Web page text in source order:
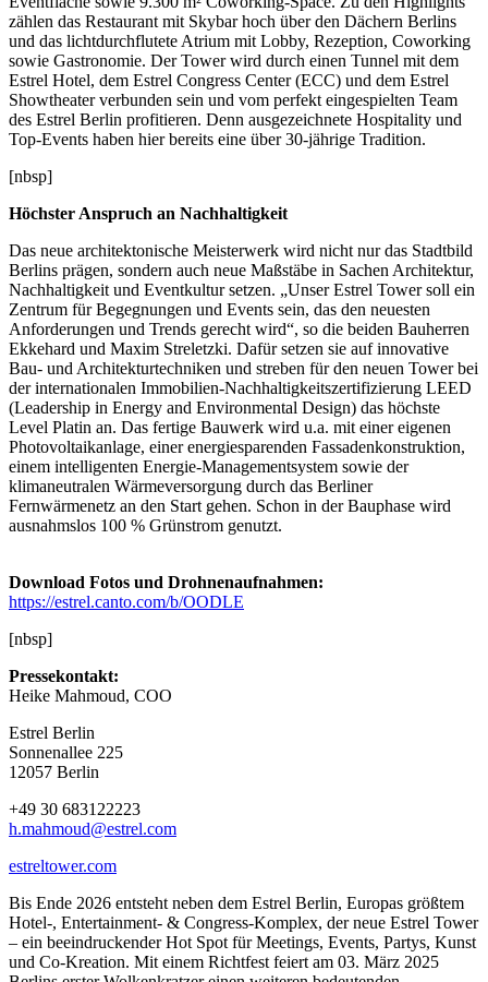
zählen das Restaurant mit Skybar hoch über den Dächern Berlins
und das lichtdurchflutete Atrium mit Lobby, Rezeption, Coworking
sowie Gastronomie. Der Tower wird durch einen Tunnel mit dem
Estrel Hotel, dem Estrel Congress Center (ECC) und dem Estrel
Showtheater verbunden sein und vom perfekt eingespielten Team
des Estrel Berlin profitieren. Denn ausgezeichnete Hospitality und
Top-Events haben hier bereits eine über 30-jährige Tradition.
[nbsp]
Höchster Anspruch an Nachhaltigkeit
Das neue architektonische Meisterwerk wird nicht nur das Stadtbild
Berlins prägen, sondern auch neue Maßstäbe in Sachen Architektur,
Nachhaltigkeit und Eventkultur setzen. „Unser Estrel Tower soll ein
Zentrum für Begegnungen und Events sein, das den neuesten
Anforderungen und Trends gerecht wird“, so die beiden Bauherren
Ekkehard und Maxim Streletzki. Dafür setzen sie auf innovative
Bau- und Architekturtechniken und streben für den neuen Tower bei
der internationalen Immobilien-Nachhaltigkeitszertifizierung LEED
(Leadership in Energy and Environmental Design) das höchste
Level Platin an. Das fertige Bauwerk wird u.a. mit einer eigenen
Photovoltaikanlage, einer energiesparenden Fassadenkonstruktion,
einem intelligenten Energie-Managementsystem sowie der
klimaneutralen Wärmeversorgung durch das Berliner
Fernwärmenetz an den Start gehen. Schon in der Bauphase wird
ausnahmslos 100 % Grünstrom genutzt.
Download Fotos und Drohnenaufnahmen:
https://estrel.canto.com/b/OODLE
[nbsp]
Pressekontakt:
Heike Mahmoud, COO
Estrel Berlin
Sonnenallee 225
12057 Berlin
+49 30 683122223
h.mahmoud@estrel.com
estreltower.com
Bis Ende 2026 entsteht neben dem Estrel Berlin, Europas größtem
Hotel-, Entertainment- & Congress-Komplex, der neue Estrel Tower
– ein beeindruckender Hot Spot für Meetings, Events, Partys, Kunst
und Co-Kreation. Mit einem Richtfest feiert am 03. März 2025